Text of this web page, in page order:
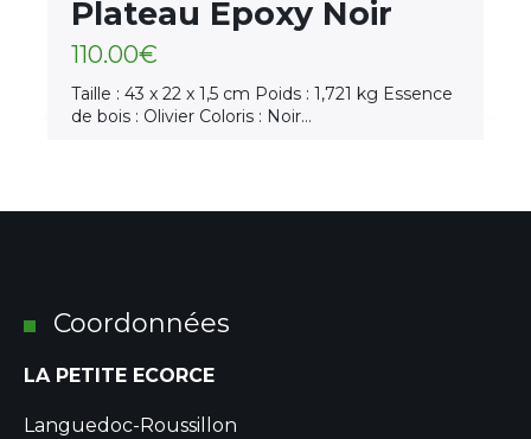
Plateau Époxy Noir
110.00€
Taille : 43 x 22 x 1,5 cm Poids : 1,721 kg Essence
de bois : Olivier Coloris : Noir…
Coordonnées
LA PETITE ECORCE
Languedoc-Roussillon